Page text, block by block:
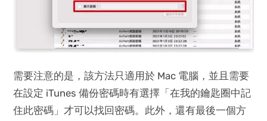
需要注意的是，該方法只適用於 Mac 電腦，並且需要
在設定 iTunes 備份密碼時有選擇「在我的鑰匙圈中記
住此密碼」才可以找回密碼。此外，還有最後一個方